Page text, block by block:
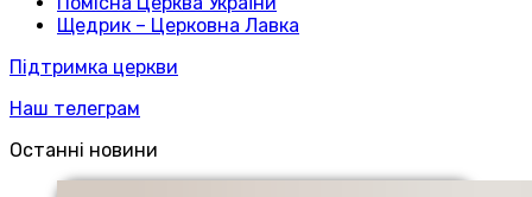
Щедрик – Церковна Лавка
Підтримка церкви
Наш телеграм
Останні новини